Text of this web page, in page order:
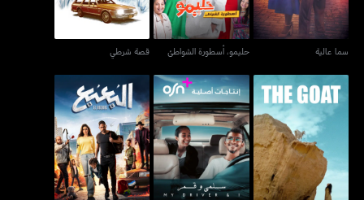
سما عالية حليمو، أسطورة الشواطئ قصة شرطي
العنزة - ذا غوت سلمى وقمر البعبع